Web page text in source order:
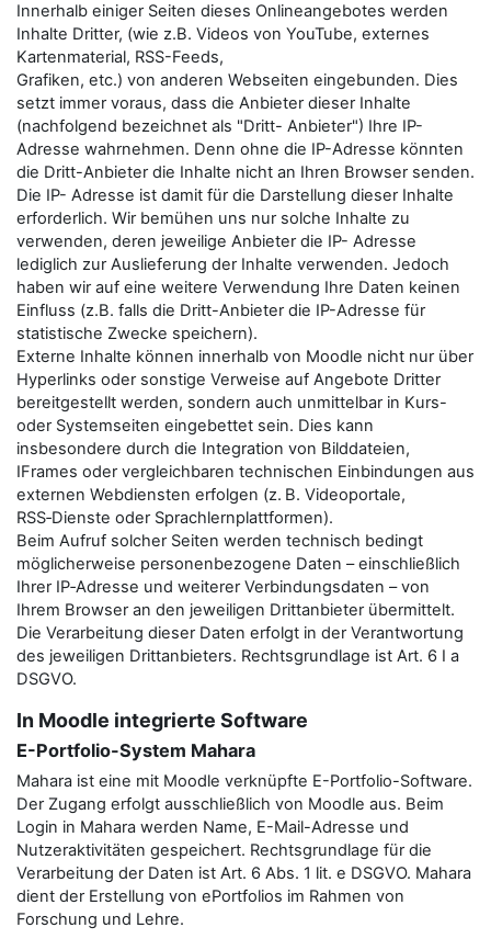
Innerhalb einiger Seiten dieses Onlineangebotes werden
Inhalte Dritter, (wie z.B. Videos von YouTube, externes
Kartenmaterial, RSS-Feeds,
Grafiken, etc.) von anderen Webseiten eingebunden. Dies
setzt immer voraus, dass die Anbieter dieser Inhalte
(nachfolgend bezeichnet als "Dritt- Anbieter") Ihre IP-
Adresse wahrnehmen. Denn ohne die IP-Adresse könnten
die Dritt-Anbieter die Inhalte nicht an Ihren Browser senden.
Die IP- Adresse ist damit für die Darstellung dieser Inhalte
erforderlich. Wir bemühen uns nur solche Inhalte zu
verwenden, deren jeweilige Anbieter die IP- Adresse
lediglich zur Auslieferung der Inhalte verwenden. Jedoch
haben wir auf eine weitere Verwendung Ihre Daten keinen
Einfluss (z.B. falls die Dritt-Anbieter die IP-Adresse für
statistische Zwecke speichern).
Externe Inhalte können innerhalb von Moodle nicht nur über
Hyperlinks oder sonstige Verweise auf Angebote Dritter
bereitgestellt werden, sondern auch unmittelbar in Kurs-
oder Systemseiten eingebettet sein. Dies kann
insbesondere durch die Integration von Bilddateien,
IFrames oder vergleichbaren technischen Einbindungen aus
externen Webdiensten erfolgen (z. B. Videoportale,
RSS‑Dienste oder Sprachlernplattformen).
Beim Aufruf solcher Seiten werden technisch bedingt
möglicherweise personenbezogene Daten – einschließlich
Ihrer IP‑Adresse und weiterer Verbindungsdaten – von
Ihrem Browser an den jeweiligen Drittanbieter übermittelt.
Die Verarbeitung dieser Daten erfolgt in der Verantwortung
des jeweiligen Drittanbieters. Rechtsgrundlage ist Art. 6 I a
DSGVO.
In Moodle integrierte Software
E-Portfolio-System Mahara
Mahara ist eine mit Moodle verknüpfte E-Portfolio-Software.
Der Zugang erfolgt ausschließlich von Moodle aus. Beim
Login in Mahara werden Name, E-Mail-Adresse und
Nutzeraktivitäten gespeichert. Rechtsgrundlage für die
Verarbeitung der Daten ist Art. 6 Abs. 1 lit. e DSGVO. Mahara
dient der Erstellung von ePortfolios im Rahmen von
Forschung und Lehre.